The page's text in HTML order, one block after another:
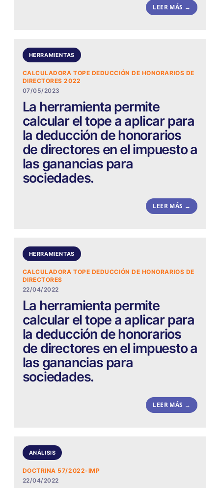
LEER MÁS →
HERRAMIENTAS
CALCULADORA TOPE DEDUCCIÓN DE HONORARIOS DE
DIRECTORES 2022
07/05/2023
La herramienta permite
calcular el tope a aplicar para
la deducción de honorarios
de directores en el impuesto a
las ganancias para
sociedades.
LEER MÁS →
HERRAMIENTAS
CALCULADORA TOPE DEDUCCIÓN DE HONORARIOS DE
DIRECTORES
22/04/2022
La herramienta permite
calcular el tope a aplicar para
la deducción de honorarios
de directores en el impuesto a
las ganancias para
sociedades.
LEER MÁS →
ANÁLISIS
DOCTRINA 57/2022-IMP
22/04/2022